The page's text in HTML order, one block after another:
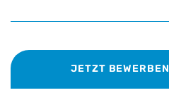
JETZT BEWERBEN